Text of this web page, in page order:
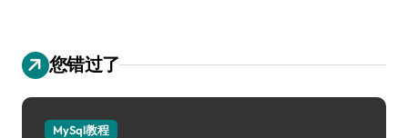
您错过了
MySql教程